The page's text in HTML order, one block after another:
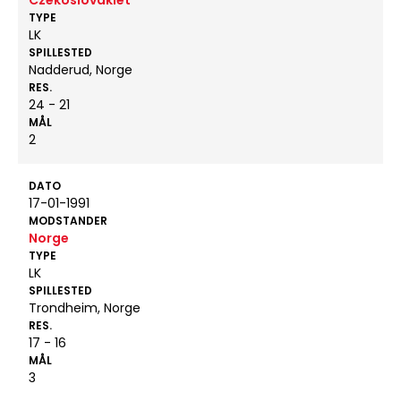
TYPE
LK
SPILLESTED
Nadderud, Norge
RES.
24 - 21
MÅL
2
DATO
17-01-1991
MODSTANDER
Norge
TYPE
LK
SPILLESTED
Trondheim, Norge
RES.
17 - 16
MÅL
3